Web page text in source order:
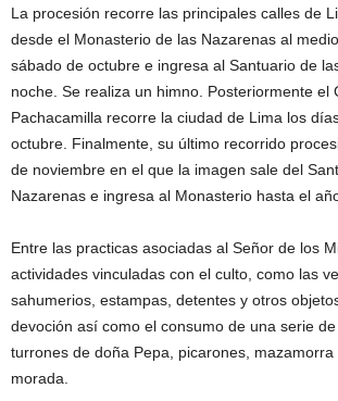
La procesión recorre las principales calles de
desde el Monasterio de las Nazarenas al
sábado de octubre e ingresa al Santuario de
noche. Se realiza un himno. Posteriormente el
Pachacamilla recorre la ciudad de Lima los
octubre. Finalmente, su último recorrido
de noviembre en el que la imagen sale del
Nazarenas e ingresa al Monasterio hasta el
Entre las practicas asociadas al Señor de los
actividades vinculadas con el culto, como las
sahumerios, estampas, detentes y otros
devoción así como el consumo de una serie
turrones de doña Pepa, picarones, mazamorra
morada.